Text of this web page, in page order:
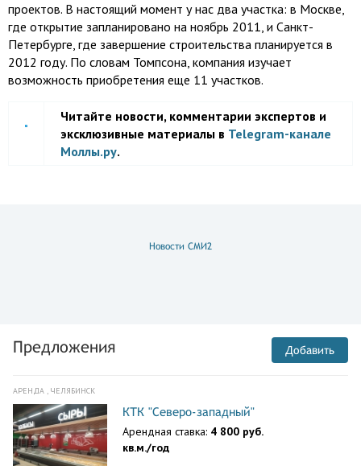
проектов. В настоящий момент у нас два участка: в Москве,
где открытие запланировано на ноябрь 2011, и Санкт-
Петербурге, где завершение строительства планируется в
2012 году. По словам Томпсона, компания изучает
возможность приобретения еще 11 участков.
Читайте новости, комментарии экспертов и
эксклюзивные материалы в Telegram-канале
Моллы.ру.
Новости СМИ2
Предложения Добавить
АРЕНДА , ЧЕЛЯБИНСК
КТК "Северо-западный"
Арендная ставка: 4 800 руб.
кв.м./год